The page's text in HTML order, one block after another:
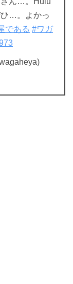
…。よかっ
である #ワガ